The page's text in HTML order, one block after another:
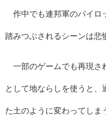
作中でも連邦軍のパイロ
踏みつぶされるシーンは悲
一部のゲームでも再現さ
として地ならしを使うと、
た土のように変わってしま